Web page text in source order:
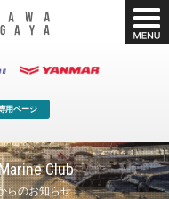
用ページ
Club
らのお知らせ